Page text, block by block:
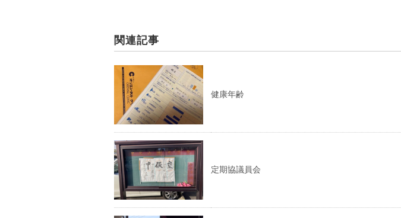
関連記事
健康年齢
定期協議員会